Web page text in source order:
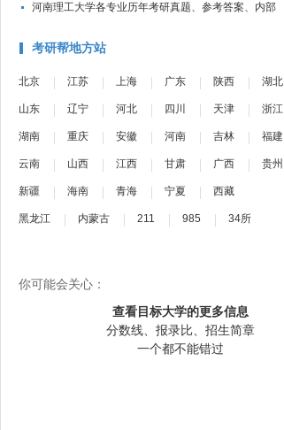
河南理工大学各专业历年考研真题、参考答案、内部
考研帮地方站
北京 江苏 上海 广东 陕西 湖北
山东 辽宁 河北 四川 天津 浙江
湖南 重庆 安徽 河南 吉林 福建
云南 山西 江西 甘肃 广西 贵州
新疆 海南 青海 宁夏 西藏
黑龙江 内蒙古 211 985 34所
你可能会关心：
查看目标大学的更多信息
分数线、报录比、招生简章
一个都不能错过